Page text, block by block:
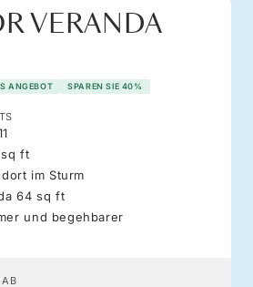
VERANDA
ANGEBOT SPAREN SIE 40%
sq ft
im Sturm
64 sq ft
und begehbarer
AB